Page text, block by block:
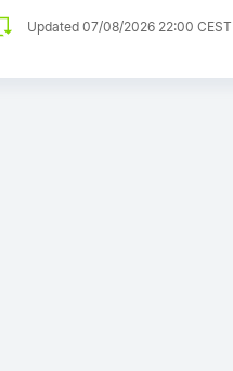
Updated 07/08/2026 22:00 CEST